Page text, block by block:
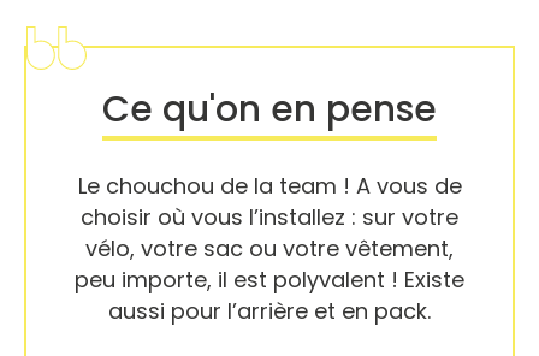
Ce qu'on en pense
Le chouchou de la team ! A vous de
choisir où vous l’installez : sur votre
vélo, votre sac ou votre vêtement,
peu importe, il est polyvalent ! Existe
aussi pour l’arrière et en pack.